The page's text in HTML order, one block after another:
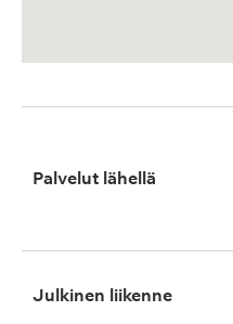
Palvelut lähellä
Julkinen liikenne